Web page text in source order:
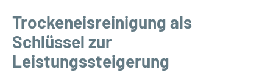
Trockeneisreinigung als
Schlüssel zur
Leistungssteigerung